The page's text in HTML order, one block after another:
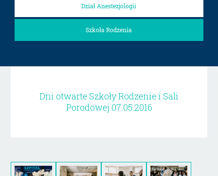
Dział Anestezjologii
Szkoła Rodzenia
Dni otwarte Szkoły Rodzenie i Sali
Porodowej 07.05.2016